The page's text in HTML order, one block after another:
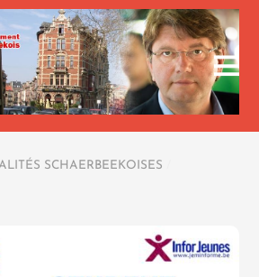
SCHAERBEEKOISES